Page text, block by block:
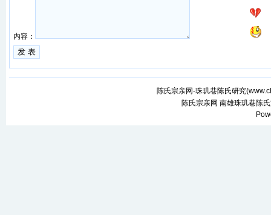
内容：
陈氏宗亲网-珠玑巷陈氏研究(
陈氏宗亲网 南雄珠玑巷陈